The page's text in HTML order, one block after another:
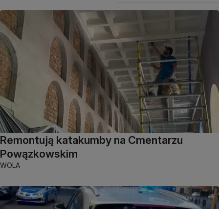
Remontują katakumby na Cmentarzu
Powązkowskim
WOLA